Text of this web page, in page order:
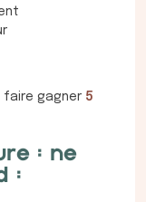
faire gagner 5
: ne
: